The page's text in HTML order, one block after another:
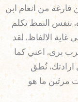
من انغام ابن
بنفس النمط تكلم
غاية الالفاظ، لقد
يرى، اعني كما
ارادتك، نُطق
مرتَين ما هو